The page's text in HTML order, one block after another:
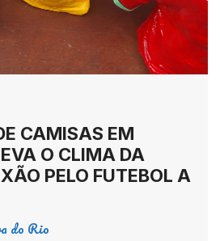
CAMISAS EM
O CLIMA DA
PELO FUTEBOL A
do Rio